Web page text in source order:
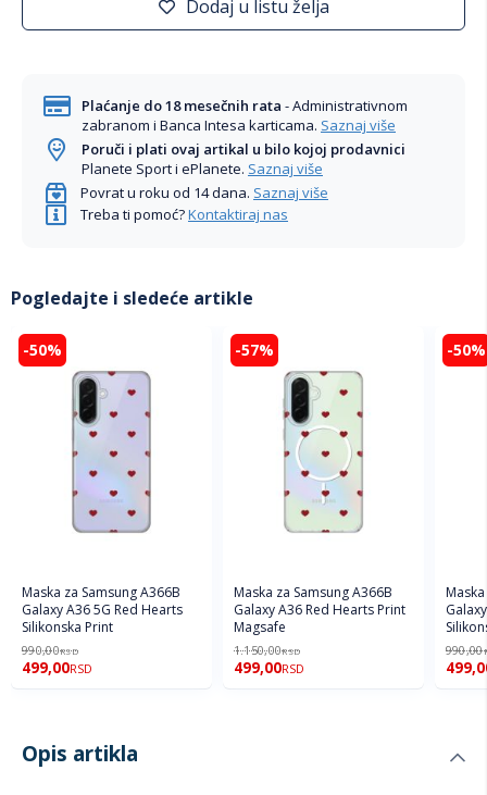
Dodaj u listu želja
Plaćanje do 18 mesečnih rata - Administrativnom
zabranom i Banca Intesa karticama. Saznaj više
Poruči i plati ovaj artikal u bilo kojoj prodavnici
Planete Sport i ePlanete. Saznaj više
Povrat u roku od 14 dana. Saznaj više
Treba ti pomoć?Kontaktiraj nas
Pogledajte i sledeće artikle
-50%
Maska za Samsung A366B
Galaxy A36 5G Red Hearts
Silikonska Print
990,00RSD
499,00RSD
-57%
Maska za Samsung A366B
Galaxy A36 Red Hearts Print
Magsafe
1.150,00RSD
499,00RSD
-50%
990,00
Opis artikla